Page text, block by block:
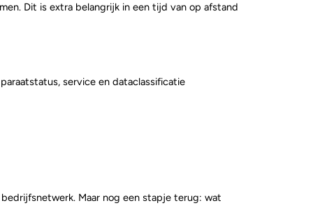
Dit is extra belangrijk in een tijd van op afstand
service en dataclassificatie
Maar nog een stapje terug: wat